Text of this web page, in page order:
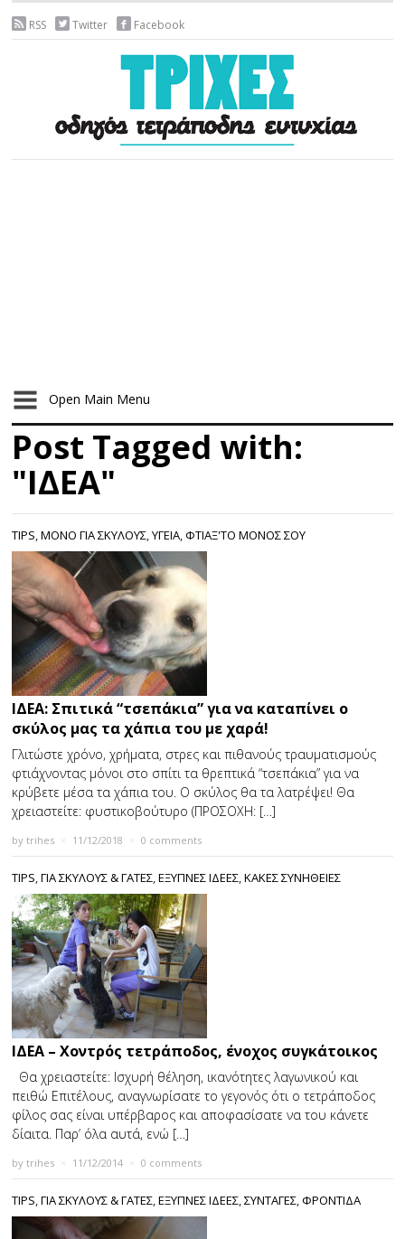
RSS Twitter Facebook
Open Main Menu
Post Tagged with:
"ΙΔΕΑ"
TIPS,ΜΟΝΟ ΓΙΑ ΣΚΥΛΟΥΣ,ΥΓΕΙΑ,ΦΤΙΑΞ'ΤΟ ΜΟΝΟΣ ΣΟΥ
ΙΔΕΑ: Σπιτικά “τσεπάκια” για να καταπίνει ο
σκύλος μας τα χάπια του με χαρά!
Γλιτώστε χρόνο, χρήματα, στρες και πιθανούς τραυματισμούς
φτιάχνοντας μόνοι στο σπίτι τα θρεπτικά “τσεπάκια” για να
κρύβετε μέσα τα χάπια του. Ο σκύλος θα τα λατρέψει! Θα
χρειαστείτε: φυστικοβούτυρο (ΠΡΟΣΟΧΗ: […]
bytrihes 11/12/2018 0 comments
TIPS,ΓΙΑ ΣΚΥΛΟΥΣ & ΓΑΤΕΣ,ΕΞΥΠΝΕΣ ΙΔΕΕΣ,ΚΑΚΕΣ ΣΥΝΗΘΕΙΕΣ
ΙΔΕΑ – Χοντρός τετράποδος, ένοχος συγκάτοικος
Θα χρειαστείτε: Ισχυρή θέληση, ικανότητες λαγωνικού και
πειθώ Επιτέλους, αναγνωρίσατε το γεγονός ότι ο τετράποδος
φίλος σας είναι υπέρβαρος και αποφασίσατε να του κάνετε
δίαιτα. Παρ’ όλα αυτά, ενώ […]
bytrihes 11/12/2014 0 comments
TIPS,ΓΙΑ ΣΚΥΛΟΥΣ & ΓΑΤΕΣ,ΕΞΥΠΝΕΣ ΙΔΕΕΣ,ΣΥΝΤΑΓΕΣ,ΦΡΟΝΤΙΔΑ